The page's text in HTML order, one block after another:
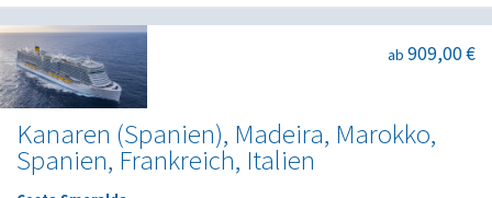
Kanaren (Spanien), Madeira, Marokko,
Spanien, Frankreich, Italien
ab 909,00 €